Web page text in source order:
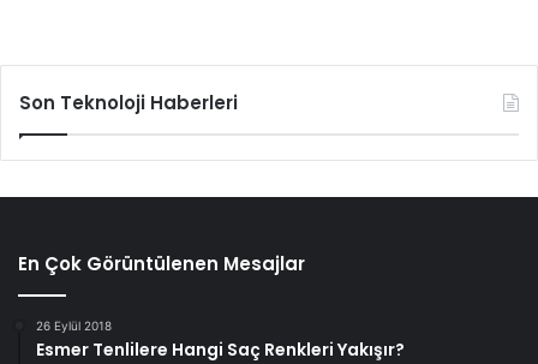
Son Teknoloji Haberleri
En Çok Görüntülenen Mesajlar
26 Eylül 2018
Esmer Tenlilere Hangi Saç Renkleri Yakışır?